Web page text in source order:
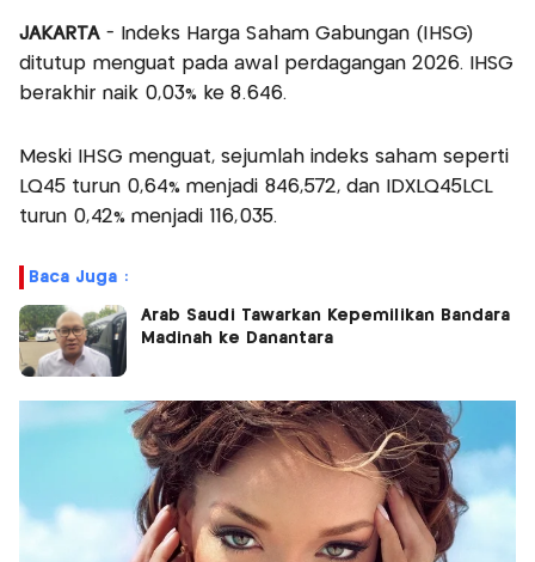
JAKARTA - Indeks Harga Saham Gabungan (IHSG)
ditutup menguat pada awal perdagangan 2026. IHSG
berakhir naik 0,03% ke 8.646.
Meski IHSG menguat, sejumlah indeks saham seperti
LQ45 turun 0,64% menjadi 846,572, dan IDXLQ45LCL
turun 0,42% menjadi 116,035.
Baca Juga :
Arab Saudi Tawarkan Kepemilikan Bandara
Madinah ke Danantara